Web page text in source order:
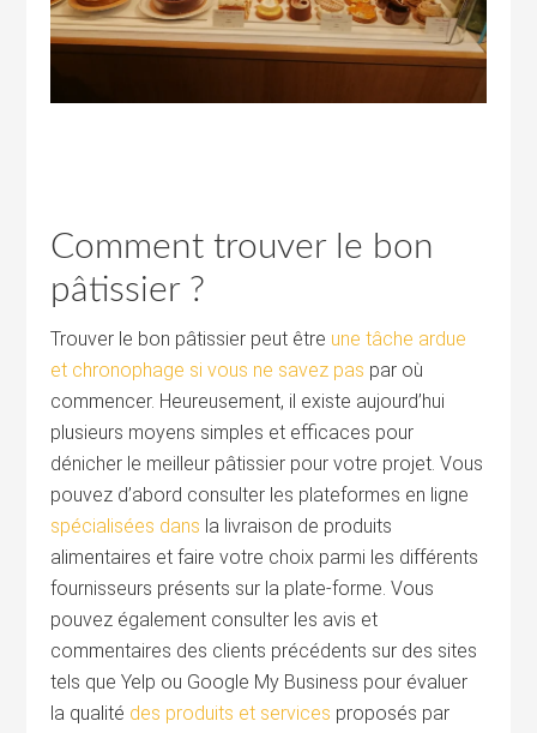
Comment trouver le bon
pâtissier ?
Trouver le bon pâtissier peut être une tâche ardue
et chronophage si vous ne savez pas par où
commencer. Heureusement, il existe aujourd’hui
plusieurs moyens simples et efficaces pour
dénicher le meilleur pâtissier pour votre projet. Vous
pouvez d’abord consulter les plateformes en ligne
spécialisées dans la livraison de produits
alimentaires et faire votre choix parmi les différents
fournisseurs présents sur la plate-forme. Vous
pouvez également consulter les avis et
commentaires des clients précédents sur des sites
tels que Yelp ou Google My Business pour évaluer
la qualité des produits et services proposés par